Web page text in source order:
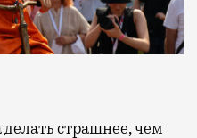
делать страшнее, чем